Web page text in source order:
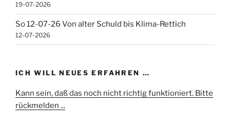
19-07-2026
So 12-07-26 Von alter Schuld bis Klima-Rettich
12-07-2026
ICH WILL NEUES ERFAHREN …
Kann sein, daß das noch nicht richtig funktioniert. Bitte
rückmelden ...